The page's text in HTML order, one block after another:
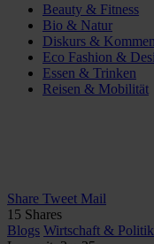
Beauty & Fitness
Bio & Natur
Diskurs &
Eco Fashion &
Essen & Trinken
Reisen & Mobilität
Share Tweet Mail
15 Shares
Blogs Wirtschaft & Politik